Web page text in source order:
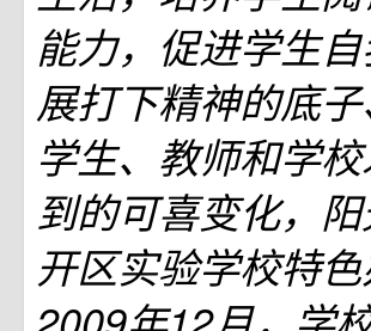
能力，促进学生
展打下精神的底
学生、教师和学
到的可喜变化，
开区实验学校特